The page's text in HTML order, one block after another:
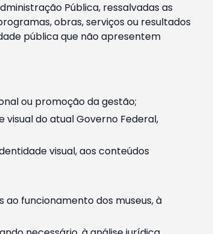
Pública, ressalvadas as
obras, serviços ou resultados
pública que não apresentem
ou promoção da gestão;
do atual Governo Federal,
visual, aos conteúdos
funcionamento dos museus, à